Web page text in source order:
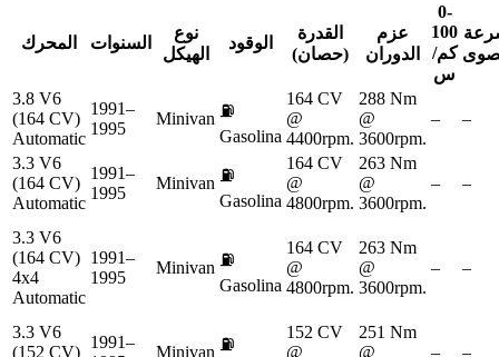
المحرك السنوات
نوع
الهيكل
الوقود
القدرة
(حصان)
عزم
الدوران
0-
100
كم/
س
3.8 V6
(164 CV)
Automatic
1991–
1995
Minivan ⛽
Gasolina
164 CV
@
4400rpm.
288 Nm
@
3600rpm.
– –
3.3 V6
(164 CV)
Automatic
1991–
1995
Minivan ⛽
Gasolina
164 CV
@
4800rpm.
263 Nm
@
3600rpm.
– –
3.3 V6
(164 CV)
4x4
Automatic
1991–
1995
Minivan ⛽
Gasolina
164 CV
@
4800rpm.
263 Nm
@
3600rpm.
– –
3.3 V6
(152 CV)
1991–
Minivan ⛽
152 CV
@
251 Nm
@
– –